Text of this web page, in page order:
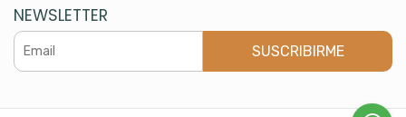
NEWSLETTER
SUSCRIBIRME